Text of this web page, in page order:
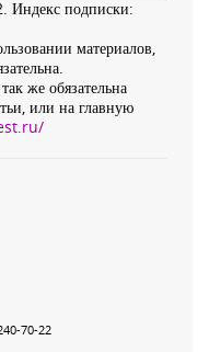
Индекс подписки:
материалов,
же обязательна
или на главную
70-22